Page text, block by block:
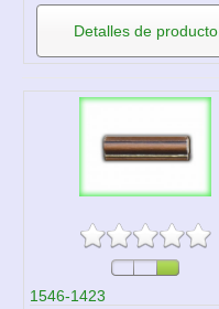
Detalles de producto
1546-1423